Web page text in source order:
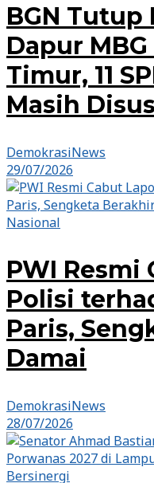
BGN Tutup
Dapur
Timur, 11
Masih
DemokrasiNews
29/07/2026
Nasional
PWI Resmi
Polisi
Paris,
Damai
DemokrasiNews
28/07/2026